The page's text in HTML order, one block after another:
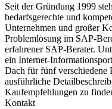
Seit der Gründung 1999
bedarfsgerechte und
Unternehmen und großer
Problemlösung im SAP-
erfahrener SAP-Berater.
ein Internet-
Dach für fünf verschiedene
ausführliche
Kaufempfehlungen zu
Kontakt